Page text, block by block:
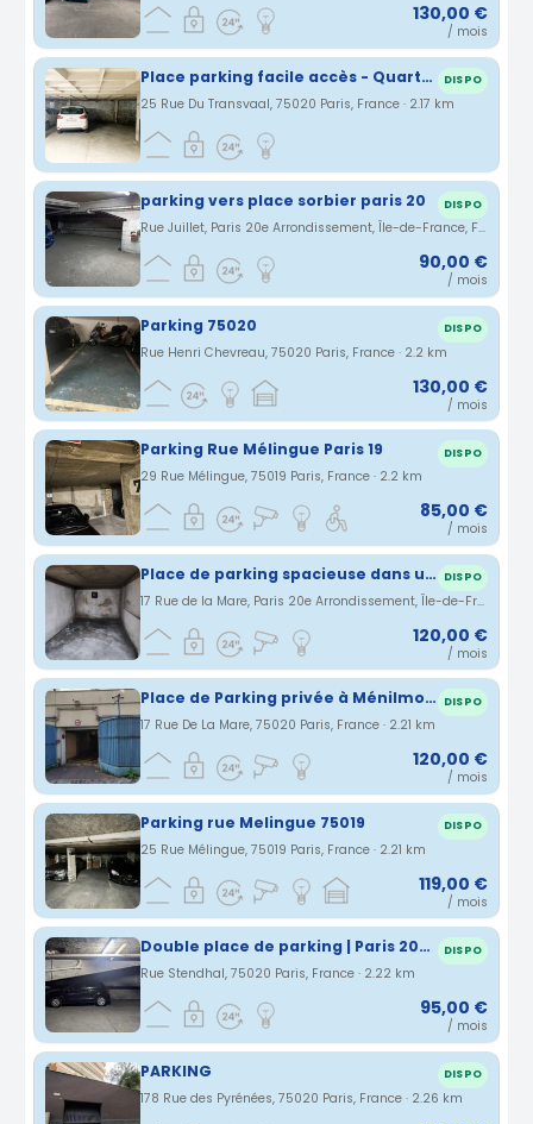
130,00 €
/ mois
Place parking facile accès - Quartier Jourdain, Couronnes, Parc de Belleville, Ménilmontant DISPO
25 Rue Du Transvaal, 75020 Paris, France · 2.17 km
parking vers place sorbier paris 20 DISPO
Rue Juillet, Paris 20e Arrondissement, Île-de-France, France · 2.19 km
90,00 €
/ mois
Parking 75020 DISPO
Rue Henri Chevreau, 75020 Paris, France · 2.2 km
130,00 €
/ mois
Parking Rue Mélingue Paris 19 DISPO
29 Rue Mélingue, 75019 Paris, France · 2.2 km
85,00 €
/ mois
Place de parking spacieuse dans un immeuble sécurisé à Ménilmontant DISPO
17 Rue de la Mare, Paris 20e Arrondissement, Île-de-France, France · 2.2 km
120,00 €
/ mois
Place de Parking privée à Ménilmontant (vers Parc de Belleville) DISPO
17 Rue De La Mare, 75020 Paris, France · 2.21 km
120,00 €
/ mois
Parking rue Melingue 75019 DISPO
25 Rue Mélingue, 75019 Paris, France · 2.21 km
119,00 €
/ mois
Double place de parking | Paris 20e (Gambetta / Porte de Bagnolet) DISPO
Rue Stendhal, 75020 Paris, France · 2.22 km
95,00 €
/ mois
PARKING DISPO
178 Rue des Pyrénées, 75020 Paris, France · 2.26 km